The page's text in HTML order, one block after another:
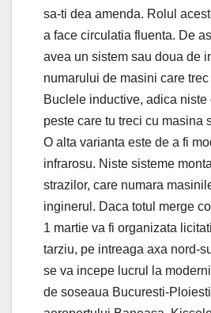
sa-ti dea amenda. Rolul
a face circulatia fluenta. De
avea un sistem sau doua de
numarului de masini care
Buclele inductive, adica niste
peste care tu treci cu masina
O alta varianta este de a fi
infrarosu. Niste sisteme
strazilor, care numara
inginerul. Daca totul merge
1 martie va fi organizata
tarziu, pe intreaga axa nord-
se va incepe lucrul la
de soseaua Bucuresti-